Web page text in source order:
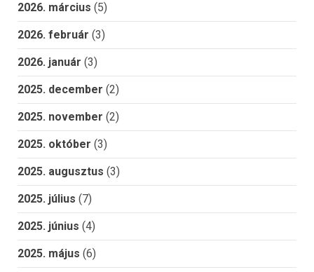
2026. március (5)
2026. február (3)
2026. január (3)
2025. december (2)
2025. november (2)
2025. október (3)
2025. augusztus (3)
2025. július (7)
2025. június (4)
2025. május (6)